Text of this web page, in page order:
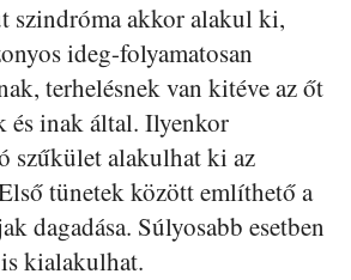
szindróma akkor alakul ki,
ideg-folyamatosan
terhelésnek van kitéve az őt
és inak által. Ilyenkor
szűkület alakulhat ki az
tünetek között említhető a
dagadása. Súlyosabb esetben
kialakulhat.